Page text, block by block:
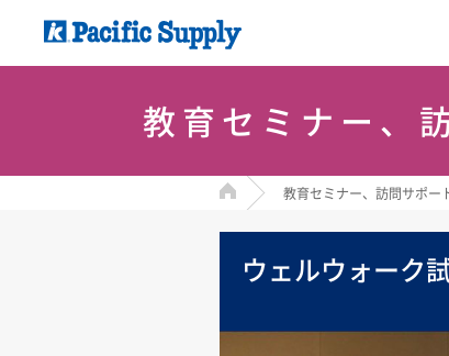
教育セミナー、
HOME 教育セミナー、訪問サポー
ウェルウォーク